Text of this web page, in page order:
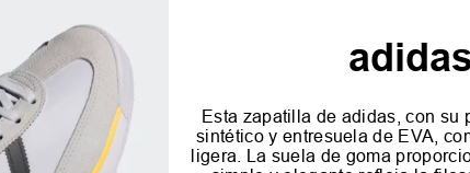
Esta zapatilla de adidas, con su
sintético y entresuela de EVA,
ligera. La suela de goma